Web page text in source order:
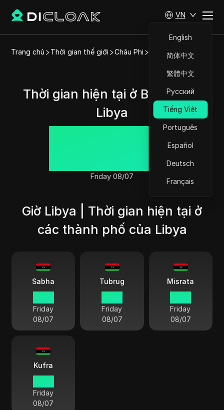
VN
English
简体中文
繁體中文
Русский
Tiếng Việt
Português
Español
Deutsch
Français
Trang chủ Thời gian thế giới Châu Phi Libya Benghazi
Thời gian hiện tại ở Benghazi,
Libya
12:49:00
Friday 08/07
Giờ Libya | Thời gian hiện tại ở
các thành phố của Libya
Sabha
Friday
08/07
Tubrug
Friday
08/07
Misrata
Friday
08/07
Kufra
Friday
08/07